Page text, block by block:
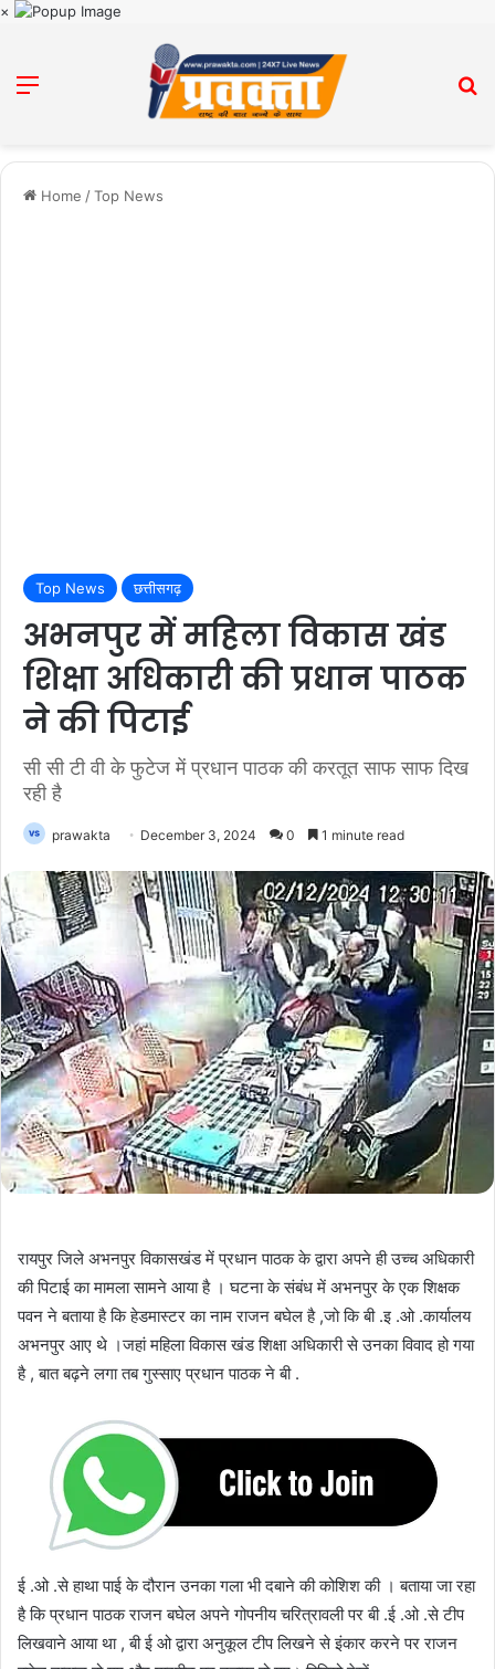
×
Menu
Home /Top News
Top News छत्तीसगढ़
अभनपुर में महिला विकास खंड
शिक्षा अधिकारी की प्रधान पाठक
ने की पिटाई
सी सी टी वी के फुटेज में प्रधान पाठक की करतूत साफ साफ दिख
रही है
prawakta December 3, 2024 0 1 minute read
रायपुर जिले अभनपुर विकासखंड में प्रधान पाठक के द्वारा अपने ही उच्च अधिकारी
की पिटाई का मामला सामने आया है । घटना के संबंध में अभनपुर के एक शिक्षक
पवन ने बताया है कि हेडमास्टर का नाम राजन बघेल है ,जो कि बी .इ .ओ .कार्यालय
अभनपुर आए थे ।जहां महिला विकास खंड शिक्षा अधिकारी से उनका विवाद हो गया
है , बात बढ़ने लगा तब गुस्साए प्रधान पाठक ने बी .
ई .ओ .से हाथा पाई के दौरान उनका गला भी दबाने की कोशिश की । बताया जा रहा
है कि प्रधान पाठक राजन बघेल अपने गोपनीय चरित्रावली पर बी .ई .ओ .से टीप
लिखवाने आया था , बी ई ओ द्वारा अनुकूल टीप लिखने से इंकार करने पर राजन